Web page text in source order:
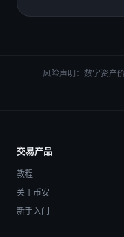
风险声明：数字资产
交易产品
教程
关于币安
新手入门